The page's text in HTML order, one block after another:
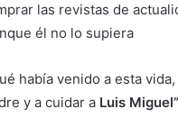
las revistas de
él no lo supiera
había venido a esta
y a cuidar a Luis Miguel”